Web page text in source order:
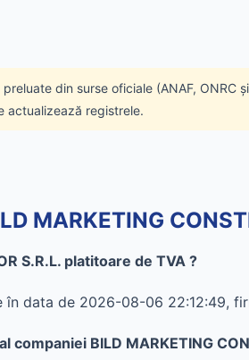
din surse oficiale (ANAF,
actualizează registrele.
MARKETING
S.R.L. platitoare de TVA ?
în data de 2026-08-06 22:12:49,
BILD MARKETING